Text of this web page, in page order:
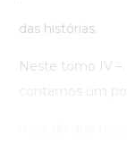
das histórias.
Neste tomo IV –